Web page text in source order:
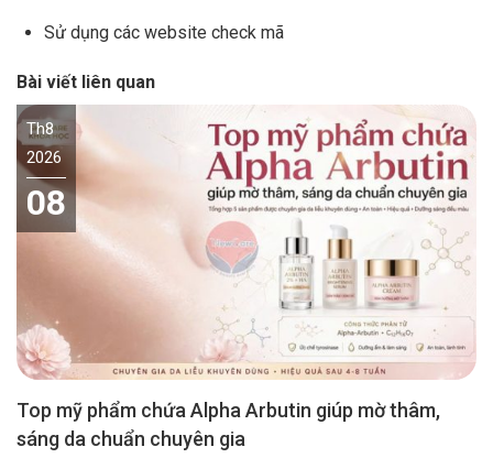
Sử dụng các website check mã
Bài viết liên quan
Th8
2026
08
Top mỹ phẩm chứa Alpha Arbutin giúp mờ thâm,
sáng da chuẩn chuyên gia